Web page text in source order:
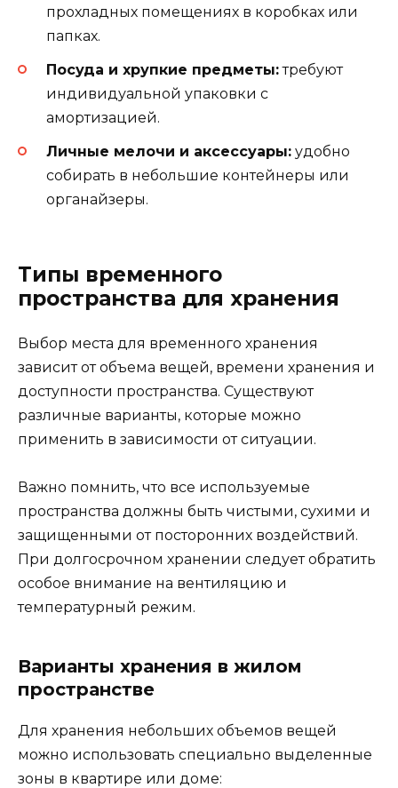
прохладных помещениях в коробках или
папках.
Посуда и хрупкие предметы:требуют
индивидуальной упаковки с
амортизацией.
Личные мелочи и аксессуары: удобно
собирать в небольшие контейнеры или
органайзеры.
Типы временного
пространства для хранения
Выбор места для временного хранения
зависит от объема вещей, времени хранения и
доступности пространства. Существуют
различные варианты, которые можно
применить в зависимости от ситуации.
Важно помнить, что все используемые
пространства должны быть чистыми, сухими и
защищенными от посторонних воздействий.
При долгосрочном хранении следует обратить
особое внимание на вентиляцию и
температурный режим.
Варианты хранения в жилом
пространстве
Для хранения небольших объемов вещей
можно использовать специально выделенные
зоны в квартире или доме: